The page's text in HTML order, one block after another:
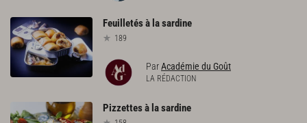
Feuilletésà lasardine
189
ParAcadémie du Goût
LA RÉDACTION
Pizzettesà lasardine